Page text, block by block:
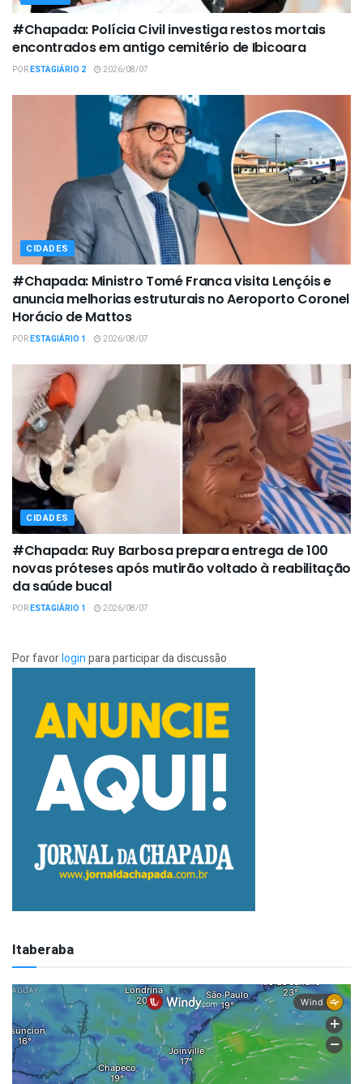
#Chapada: Polícia Civil investiga restos mortais
encontrados em antigo cemitério de Ibicoara
PORESTAGIÁRIO 2 2026/08/07
CIDADES
#Chapada: Ministro Tomé Franca visita Lençóis e
anuncia melhorias estruturais no Aeroporto Coronel
Horácio de Mattos
PORESTAGIÁRIO 1 2026/08/07
CIDADES
#Chapada: Ruy Barbosa prepara entrega de 100
novas próteses após mutirão voltado à reabilitação
da saúde bucal
PORESTAGIÁRIO 1 2026/08/07
Por favorloginpara participar da discussão
Itaberaba